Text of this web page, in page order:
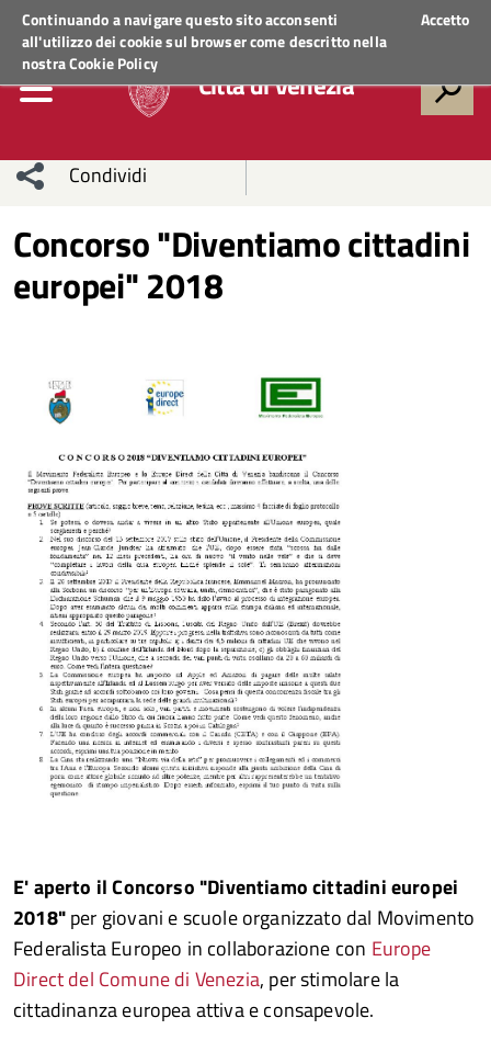
Continuando a navigare questo sito acconsenti
all'utilizzo dei cookie sul browser come descritto nella
nostraCookie Policy
Accetto
Regione VenetoACCEDI AI SERVIZI
Città di Venezia
Condividi
sui social
Condividi
Condividi
Condividi
Twitter
Condividi
Whatsapp
Concorso "Diventiamo cittadini
europei" 2018
E' aperto ilConcorso "Diventiamo cittadini europei
2018"per giovani e scuole organizzato dal Movimento
Federalista Europeo in collaborazione con Europe
Direct del Comune di Venezia, per stimolare la
cittadinanza europea attiva e consapevole.